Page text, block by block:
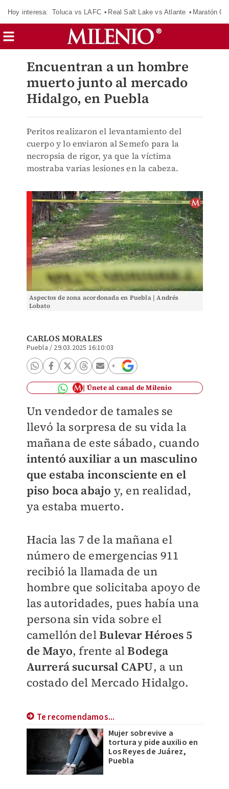
Hoy interesa: Toluca vs LAFC Real Salt Lake vs Atlante Maratón
Encuentran a un hombre
muerto junto al mercado
Hidalgo, en Puebla
Peritos realizaron el levantamiento del
cuerpo y lo enviaron al Semefo para la
necropsia de rigor, ya que la víctima
mostraba varias lesiones en la cabeza.
Aspectos de zona acordonada en Puebla | Andrés
Lobato
CARLOS MORALES
Puebla / 29.03.2025 16:10:03
Únete al canal de Milenio
Un vendedor de tamales se
llevó la sorpresa de su vida la
mañana de este sábado, cuando
intentó auxiliar a un masculino
que estaba inconsciente en el
piso boca abajo y, en realidad,
ya estaba muerto.
Hacia las 7 de la mañana el
número de emergencias 911
recibió la llamada de un
hombre que solicitaba apoyo de
las autoridades, pues había una
persona sin vida sobre el
camellón delBulevar Héroes 5
de Mayo, frente alBodega
Aurrerá sucursal CAPU, a un
costado del Mercado Hidalgo.
Te recomendamos...
Mujer sobrevive a
tortura y pide auxilio en
Los Reyes de Juárez,
Puebla